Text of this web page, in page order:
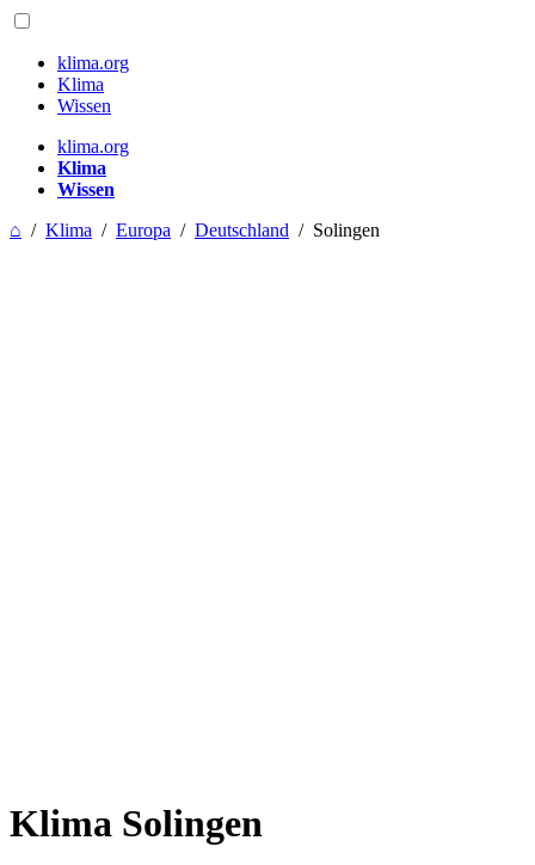
klima.org
Klima
Wissen
klima.org
Klima
Wissen
⌂ / Klima / Europa / Deutschland / Solingen
Klima Solingen